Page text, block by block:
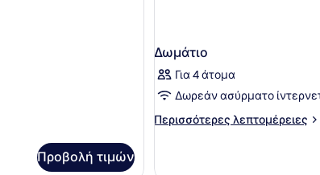
Προβολή τιμών
Δωμάτιο
Για 4 άτομα
Δωρεάν ασύρματο
Περισσότερες λεπτομέρειες
Περισσότερες